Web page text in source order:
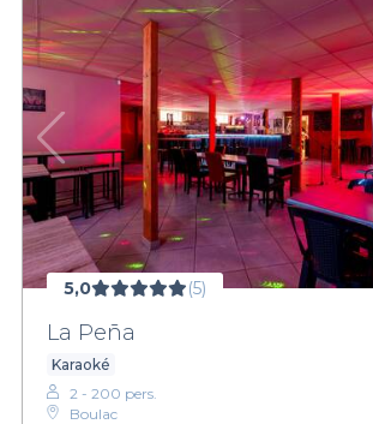
5,0 (5)
La Peña
Karaoké
2 - 200 pers.
Boulac